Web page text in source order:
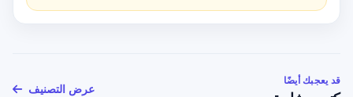
قد يعجبك أيضًا
عرض التصنيف